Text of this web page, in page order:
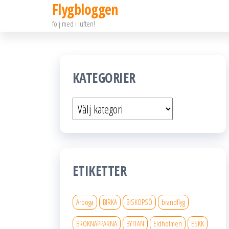
Flygbloggen
följ med i luften!
KATEGORIER
Kategorier
ETIKETTER
Arboga BIRKA BISKOPSÖ brandflyg
BROKNAPPARNA BYTTAN Eldholmen ESKK